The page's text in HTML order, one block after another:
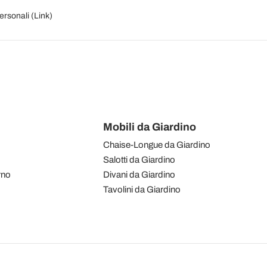
(Link)
Mobili da Giardino
Chaise-Longue da Giardino
Salotti da Giardino
Divani da Giardino
Tavolini da Giardino